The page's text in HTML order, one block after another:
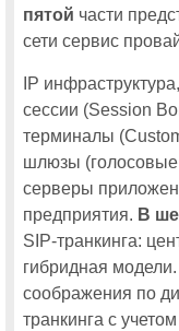
пятой части
сети сервис
IP
сессии (Session
терминалы
шлюзы (голосовые
серверы
предприятия. В
SIP-транкинга:
гибридная модели.
соображения по
транкинга с